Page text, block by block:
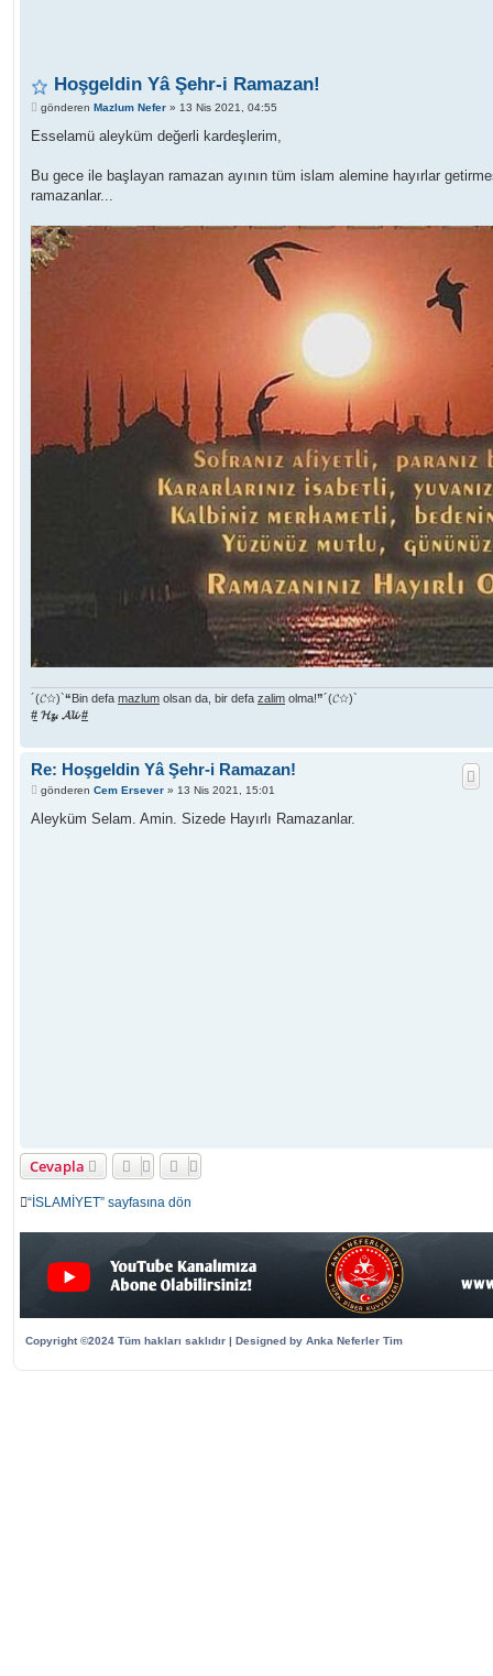
Hoşgeldin Yâ Şehr-i Ramazan!
M
s
gönderen Mazlum Nefer » 13 Nis 2021, 04:55
Esselamü aleyküm değerli kardeşlerim,
Bu gece ile başlayan ramazan ayının tüm islam alemine hayırlar
ramazanlar...
´(𝓒☆)`“Bin defa mazlum olsan da, bir defa zalim olma!”´(𝓒☆)`
# 𝓗𝔃. 𝓐𝓵𝓲 #
Re: Hoşgeldin Yâ Şehr-i Ramazan!
M
s
gönderen Cem Ersever » 13 Nis 2021, 15:01
Aleyküm Selam. Amin. Sizede Hayırlı Ramazanlar.
Cevapla
“İSLAMİYET” sayfasına dön
Copyright ©2024 Tüm hakları saklıdır | Designed by Anka Neferler Tim